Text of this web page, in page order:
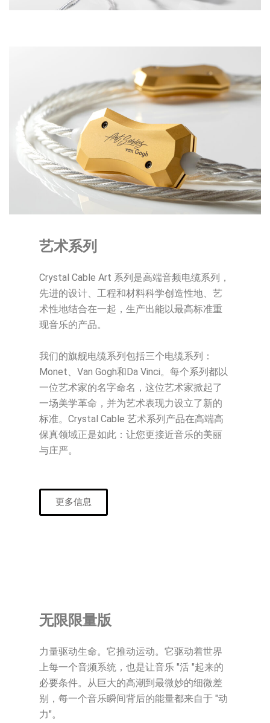
艺术系列
Crystal Cable Art 系列是高端音频电缆系列，
先进的设计、工程和材料科学创造性地、艺
术性地结合在一起，生产出能以最高标准重
现音乐的产品。
我们的旗舰电缆系列包括三个电缆系列：
Monet、Van Gogh和Da Vinci。每个系列都以
一位艺术家的名字命名，这位艺术家掀起了
一场美学革命，并为艺术表现力设立了新的
标准。Crystal Cable 艺术系列产品在高端高
保真领域正是如此：让您更接近音乐的美丽
与庄严。
更多信息
无限限量版
力量驱动生命。它推动运动。它驱动着世界
上每一个音频系统，也是让音乐 "活 "起来的
必要条件。从巨大的高潮到最微妙的细微差
别，每一个音乐瞬间背后的能量都来自于 "动
力"。